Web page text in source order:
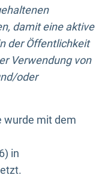
damit eine aktive
der Öffentlichkeit
Verwendung von
oder
wurde mit dem
in